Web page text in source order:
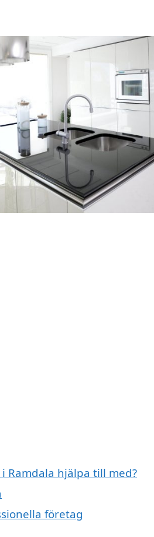
Ramdala hjälpa till med?
företag